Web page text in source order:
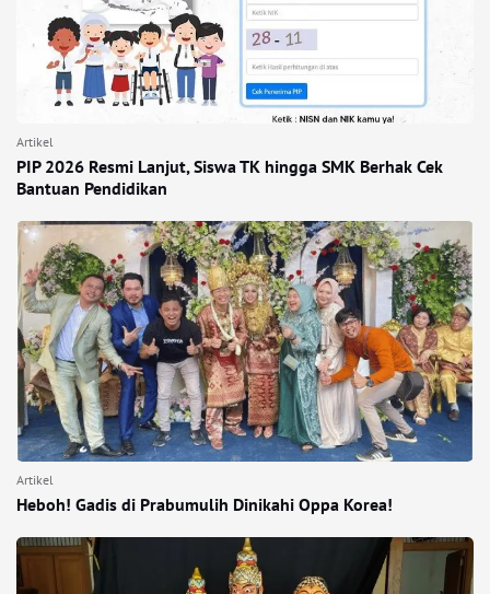
Artikel
PIP 2026 Resmi Lanjut, Siswa TK hingga SMK Berhak Cek
Bantuan Pendidikan
Artikel
Heboh! Gadis di Prabumulih Dinikahi Oppa Korea!